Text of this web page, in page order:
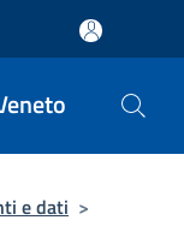
e dati >